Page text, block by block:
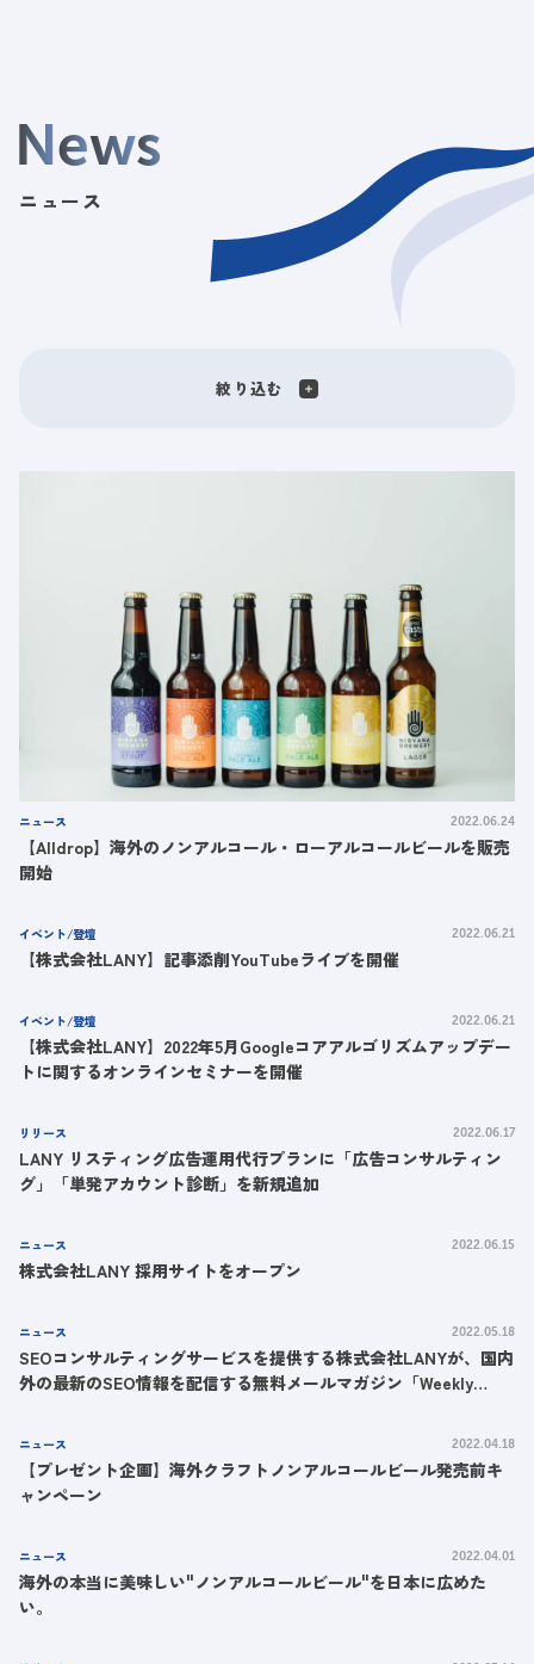
News
ニュース
絞り込む
ニュース 2022.06.24
【Alldrop】海外のノンアルコール・ローアルコールビールを販売
開始
イベント/登壇 2022.06.21
【株式会社LANY】記事添削YouTubeライブを開催
イベント/登壇 2022.06.21
【株式会社LANY】2022年5月Googleコアアルゴリズムアップデー
トに関するオンラインセミナーを開催
リリース 2022.06.17
LANY リスティング広告運用代行プランに「広告コンサルティン
グ」「単発アカウント診断」を新規追加
ニュース 2022.06.15
株式会社LANY 採用サイトをオープン
ニュース 2022.05.18
SEOコンサルティングサービスを提供する株式会社LANYが、国内
外の最新のSEO情報を配信する無料メールマガジン「Weekly
ニュース 2022.04.18
【プレゼント企画】海外クラフトノンアルコールビール発売前キ
ャンペーン
ニュース 2022.04.01
海外の本当に美味しい"ノンアルコールビール"を日本に広めた
い。